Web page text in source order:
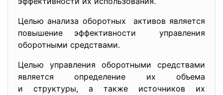
Целью анализа оборотных активов является
повышение эффективности управления
оборотными средствами.
Целью управления оборотными средствами
является определение их объема
и структуры, а также источников их